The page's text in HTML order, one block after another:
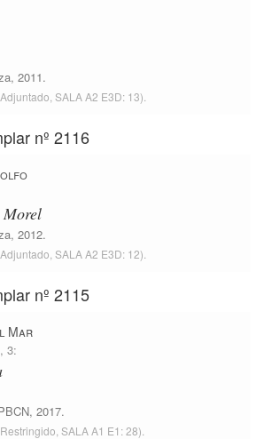
, 2011.
SALA A2 E3D: 13).
nº 2116
Morel
, 2012.
SALA A2 E3D: 12).
nº 2115
Mar
, 3:
, 2017.
SALA A1 E1: 28).